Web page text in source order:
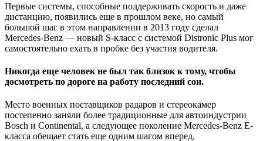
Первые системы, способные поддерживать скорость и даже
дистанцию, появились еще в прошлом веке, но самый
большой шаг в этом направлении в 2013 году сделал
Mercedes-Benz — новый S-класс с системой Distronic Plus мог
самостоятельно ехать в пробке без участия водителя.
Никогда еще человек не был так близок к тому, чтобы
досмотреть по дороге на работу последний сон.
Место военных поставщиков радаров и стереокамер
постепенно заняли более традиционные для автоиндустрии
Bosch и Continental, а следующее поколение Mercedes-Benz E-
класса обещает стать еще одним шагом вперед.